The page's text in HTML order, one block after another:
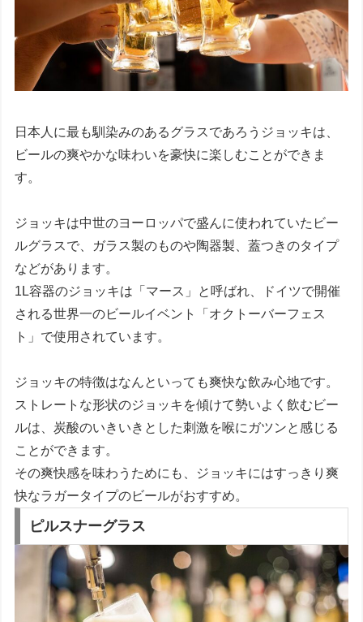
日本人に最も馴染みのあるグラスであろうジョッキは、
ビールの爽やかな味わいを豪快に楽しむことができま
す。
ジョッキは中世のヨーロッパで盛んに使われていたビー
ルグラスで、ガラス製のものや陶器製、蓋つきのタイプ
などがあります。
1L容器のジョッキは「マース」と呼ばれ、ドイツで開催
される世界一のビールイベント「オクトーバーフェス
ト」で使用されています。
ジョッキの特徴はなんといっても爽快な飲み心地です。
ストレートな形状のジョッキを傾けて勢いよく飲むビー
ルは、炭酸のいきいきとした刺激を喉にガツンと感じる
ことができます。
その爽快感を味わうためにも、ジョッキにはすっきり爽
快なラガータイプのビールがおすすめ。
ピルスナーグラス